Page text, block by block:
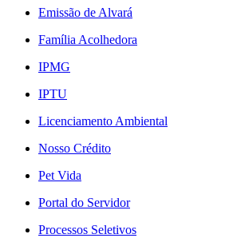
Emissão de Alvará
Família Acolhedora
IPMG
IPTU
Licenciamento Ambiental
Nosso Crédito
Pet Vida
Portal do Servidor
Processos Seletivos